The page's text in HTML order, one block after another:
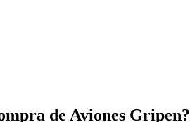
de Aviones Gripen?